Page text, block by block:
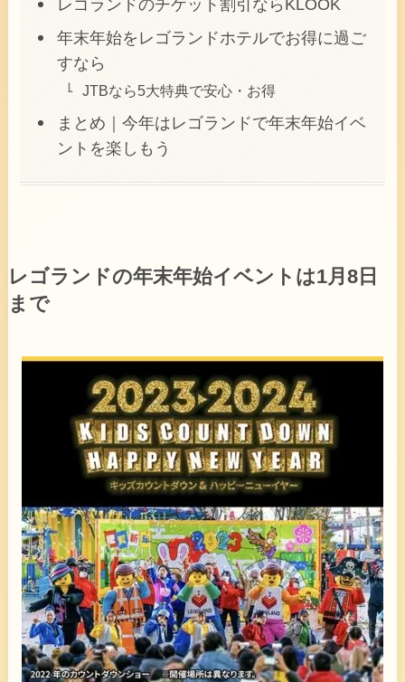
レゴランドのチケット割引ならKLOOK
年末年始をレゴランドホテルでお得に過ご
すなら
JTBなら5大特典で安心・お得
まとめ｜今年はレゴランドで年末年始イベ
ントを楽しもう
レゴランドの年末年始イベントは1月8日
まで